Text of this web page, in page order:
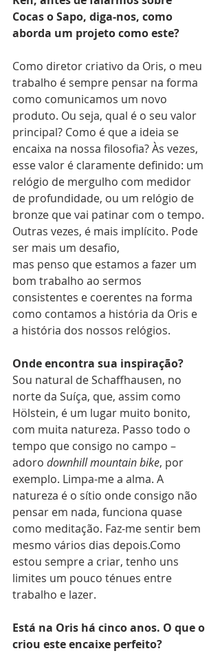
Cocas o Sapo, diga-nos, como
aborda um projeto como este?
Como diretor criativo da Oris, o meu
trabalho é sempre pensar na forma
como comunicamos um novo
produto. Ou seja, qual é o seu valor
principal? Como é que a ideia se
encaixa na nossa filosofia? Às vezes,
esse valor é claramente definido: um
relógio de mergulho com medidor
de profundidade, ou um relógio de
bronze que vai patinar com o tempo.
Outras vezes, é mais implícito. Pode
ser mais um desafio,
mas penso que estamos a fazer um
bom trabalho ao sermos
consistentes e coerentes na forma
como contamos a história da Oris e
a história dos nossos relógios.
Onde encontra sua inspiração?
Sou natural de Schaffhausen, no
norte da Suíça, que, assim como
Hölstein, é um lugar muito bonito,
com muita natureza. Passo todo o
tempo que consigo no campo –
adoro downhill mountain bike, por
exemplo. Limpa-me a alma. A
natureza é o sítio onde consigo não
pensar em nada, funciona quase
como meditação. Faz-me sentir bem
mesmo vários dias depois.Como
estou sempre a criar, tenho uns
limites um pouco ténues entre
trabalho e lazer.
Está na Oris há cinco anos. O que o
criou este encaixe perfeito?